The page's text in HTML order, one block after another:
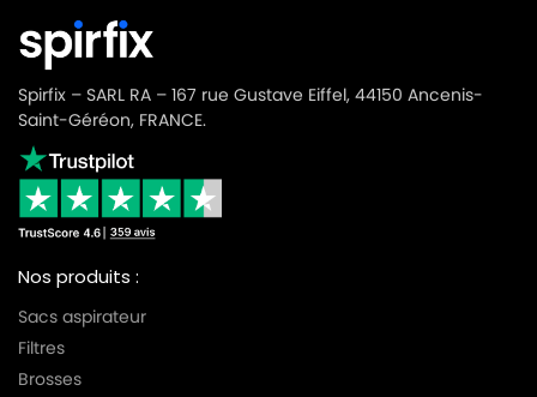
Spirfix – SARL RA – 167 rue Gustave Eiffel, 44150 Ancenis-
Saint-Géréon, FRANCE.
Nos produits :
Sacs aspirateur
Filtres
Brosses